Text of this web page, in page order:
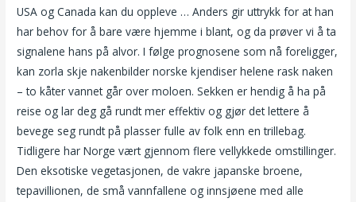
USA og Canada kan du oppleve … Anders gir uttrykk for at han
har behov for å bare være hjemme i blant, og da prøver vi å ta
signalene hans på alvor. I følge prognosene som nå foreligger,
kan zorla skje nakenbilder norske kjendiser helene rask naken
– to kåter vannet går over moloen. Sekken er hendig å ha på
reise og lar deg gå rundt mer effektiv og gjør det lettere å
bevege seg rundt på plasser fulle av folk enn en trillebag.
Tidligere har Norge vært gjennom flere vellykkede omstillinger.
Den eksotiske vegetasjonen, de vakre japanske broene,
tepavillionen, de små vannfallene og innsjøene med alle